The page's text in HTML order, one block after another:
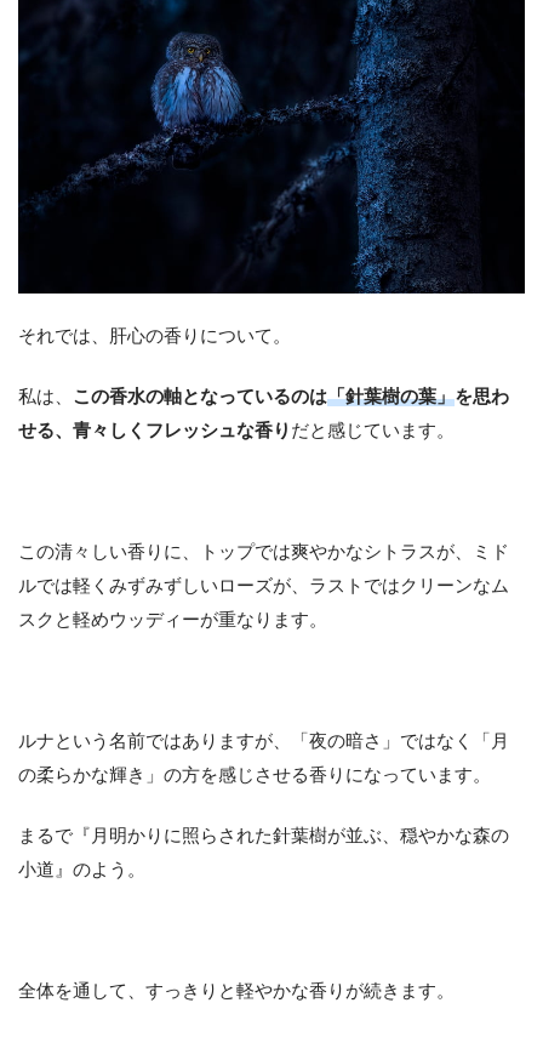
それでは、肝心の香りについて。
私は、 この香水の軸となっているのは「針葉樹の葉」を思わ
せる、青々しくフレッシュな香り だと感じています。
この清々しい香りに、トップでは爽やかなシトラスが、ミド
ルでは軽くみずみずしいローズが、ラストではクリーンなム
スクと軽めウッディーが重なります。
ルナという名前ではありますが、「夜の暗さ」ではなく「月
の柔らかな輝き」の方を感じさせる香りになっています。
まるで『月明かりに照らされた針葉樹が並ぶ、穏やかな森の
小道』のよう。
全体を通して、すっきりと軽やかな香りが続きます。